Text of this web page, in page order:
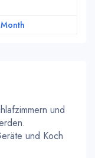
und
und Koch